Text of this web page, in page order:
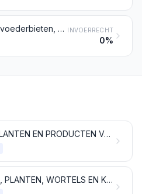
Koolrapen, voederbieten, voederwortels, hooi, luzerne, klaver, hanenkammetjes (esparcette), mergkool, lupine, wikke en dergelijke voedergewassen, ook indien in pellets INVOERRECHT
0%
LEVENDE PLANTEN EN PRODUCTEN VAN DE BLOEMENTEELT
GROENTEN, PLANTEN, WORTELS EN KNOLLEN, VOOR VOEDINGSDOELEINDEN